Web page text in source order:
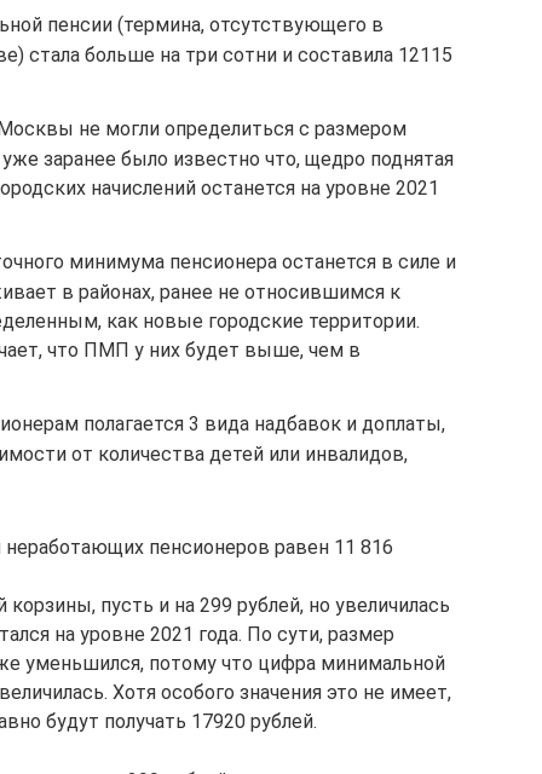
пенсии (термина, отсутствующего в
стала больше на три сотни и составила 12115
не могли определиться с размером
заранее было известно что, щедро поднятая
начислений останется на уровне 2021
минимума пенсионера останется в силе и
в районах, ранее не относившимся к
как новые городские территории.
что ПМП у них будет выше, чем в
полагается 3 вида надбавок и доплаты,
от количества детей или инвалидов,
пенсионеров равен 11 816
пусть и на 299 рублей, но увеличилась
на уровне 2021 года. По сути, размер
уменьшился, потому что цифра минимальной
Хотя особого значения это не имеет,
будут получать 17920 рублей.